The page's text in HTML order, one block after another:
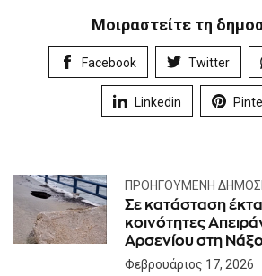
Μοιραστείτε τη
Facebook Twitter
Linkedin
ΠΡΟΗΓΟΎΜΕΝΗ
Σε κατάσταση
κοινότητες
Αρσενίου στη Νάξο
Φεβρουάριος 17, 2026